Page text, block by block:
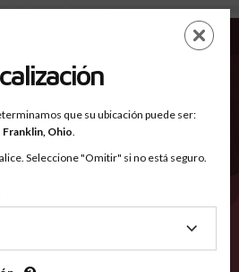
WY - Condados Reconocidos
EN
Reconocidos
2600que su ubicación puede ser:
Franklin, Ohio.
Seleccione "Omitir" si no está seguro.